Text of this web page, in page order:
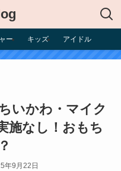
ー キッズ アイドル
いかわ・マイク
施なし！おもち
年9月22日